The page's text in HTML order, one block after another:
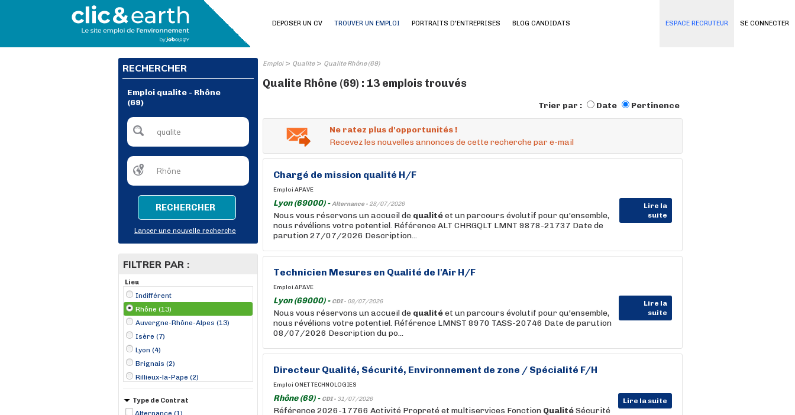
SE CONNECTER
DEPOSER UN CV TROUVER UN EMPLOI PORTRAITS D'ENTREPRISES BLOG CANDIDATS ESPACE RECRUTEUR
RECHERCHER
Emploi qualite - Rhône
(69)
RECHERCHER
Lancer une nouvelle recherche
FILTRER PAR :
Lieu
Indifférent
Rhône (13)
Auvergne-Rhône-Alpes (13)
Isère (7)
Lyon (4)
Brignais (2)
Rillieux-la-Pape (2)
Dardilly (1)
Genay (1)
Type de Contrat
Alternance (1)
Emploi> Qualite> Qualite Rhône (69)
Qualite Rhône (69) : 13 emplois trouvés
Trier par : Date Pertinence
Ne ratez plus d'opportunités !
Recevez les nouvelles annonces de cette recherche par e-mail
Chargé de mission qualité H/F
Emploi APAVE
Lyon (69000) -Alternance - 28/07/2026
Lire la
suite
Nous vous réservons un accueil de qualitéet un parcours évolutif pour qu'ensemble,
nous révélions votre potentiel. Référence ALT CHRGQLT LMNT 9878-21737 Date de
parution 27/07/2026 Description...
Technicien Mesures en Qualité de l'Air H/F
Emploi APAVE
Lyon (69000) - CDI - 09/07/2026
Lire la
suite
Nous vous réservons un accueil de qualitéet un parcours évolutif pour qu'ensemble,
nous révélions votre potentiel. Référence LMNST 8970 TASS-20746 Date de parution
08/07/2026 Description du po...
Directeur Qualité, Sécurité, Environnement de zone / Spécialité F/H
Emploi ONET TECHNOLOGIES
Rhône (69) - CDI - 31/07/2026 Lire la suite
Référence 2026-17766 Activité Propreté et multiservices Fonction QualitéSécurité